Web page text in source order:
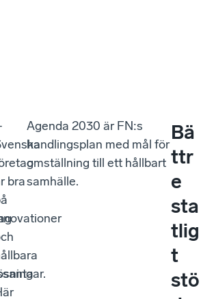
bra
Agenda 2030 är FN:s
handlingsplan med mål för
omställning till ett hållbart
samhälle.
Bä
ttr
e
sta
tlig
t
stö